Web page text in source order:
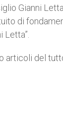
Gianni
di
articoli del